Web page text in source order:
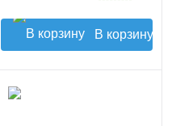
В корзину